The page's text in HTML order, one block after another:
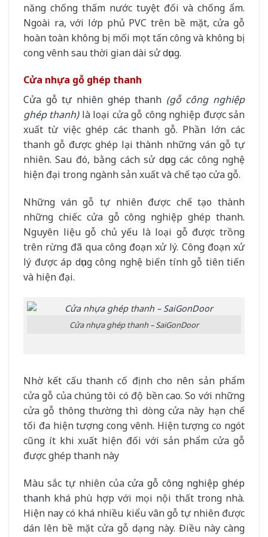
năng chống thấm nước tuyệt đối và chống ẩm.
Ngoài ra, với lớp phủ PVC trên bề mặt, cửa gỗ
hoàn toàn không bị mối mọt tấn công và không bị
cong vênh sau thời gian dài sử dụng.
Cửa nhựa gỗ ghép thanh
Cửa gỗ tự nhiên ghép thanh (gỗ công nghiệp
ghép thanh) là loại cửa gỗ công nghiệp được sản
xuất từ việc ghép các thanh gỗ. Phần lớn các
thanh gỗ được ghép lại thành những ván gỗ tự
nhiên. Sau đó, bằng cách sử dụng các công nghệ
hiện đại trong ngành sản xuất và chế tạo cửa gỗ.
Những ván gỗ tự nhiên được chế tạo thành
những chiếc cửa gỗ công nghiệp ghép thanh.
Nguyên liệu gỗ chủ yếu là loại gỗ được trồng
trên rừng đã qua công đoạn xử lý. Công đoạn xử
lý được áp dụng công nghệ biến tính gỗ tiên tiến
và hiện đại.
Cửa nhựa ghép thanh – SaiGonDoor
Nhờ kết cấu thanh cố định cho nên sản phẩm
cửa gỗ của chúng tôi có độ bền cao. So với những
cửa gỗ thông thường thì dòng cửa này hạn chế
tối đa hiện tượng cong vênh. Hiện tượng co ngót
cũng ít khi xuất hiện đối với sản phẩm cửa gỗ
được ghép thanh này
Màu sắc tự nhiên củacửa gỗ công nghiệp ghép
thanh khá phù hợp với mọi nội thất trong nhà.
Hiện nay có khá nhiều kiểu vân gỗ tự nhiên được
dán lên bề mặt cửa gỗ dạng này. Điều này càng